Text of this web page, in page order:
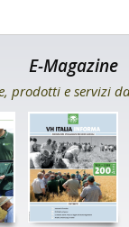
E-Magazine
prodotti e servizi